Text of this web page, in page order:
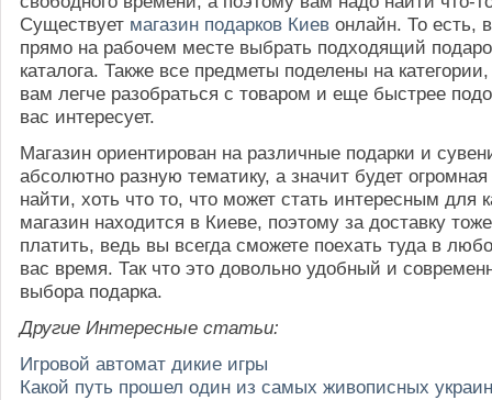
Существует магазин подарков Киев онлайн. То есть,
прямо на рабочем месте выбрать подходящий
каталога. Также все предметы поделены на
вам легче разобраться с товаром и еще быстрее
вас интересует.
Магазин ориентирован на различные подарки и
абсолютно разную тематику, а значит будет
найти, хоть что то, что может стать интересным для
магазин находится в Киеве, поэтому за доставку
платить, ведь вы всегда сможете поехать туда в
вас время. Так что это довольно удобный и
выбора подарка.
Другие Интересные статьи:
Игровой автомат дикие игры
Какой путь прошел один из самых живописных